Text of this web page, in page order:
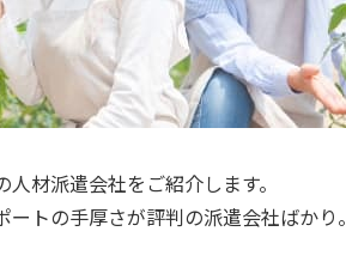
人材派遣会社をご紹介します。
トの手厚さが評判の派遣会社ばかり。